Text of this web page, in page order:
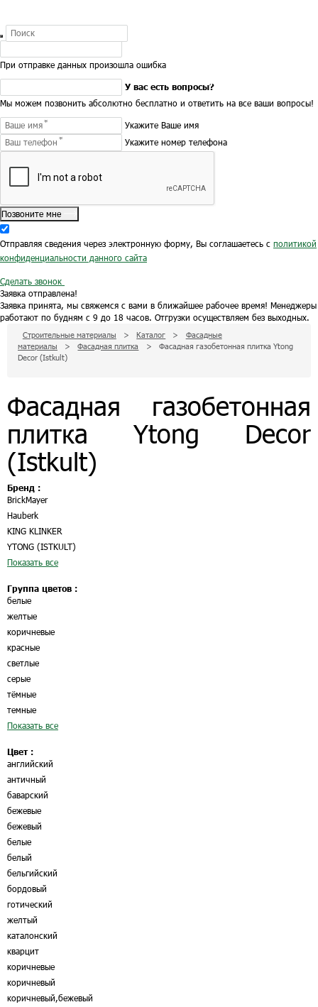
При отправке данных произошла ошибка
У вас есть вопросы?
Мы можем позвонить абсолютно бесплатно и ответить на все ваши вопросы!
Укажите Ваше имя
Укажите номер телефона
Позвоните мне
Отправляя сведения через электронную форму, Вы соглашаетесь с политикой
конфиденциальности данного сайта
Сделать звонок
Заявка отправлена!
Заявка принята, мы свяжемся с вами в ближайшее рабочее время! Менеджеры
работают по будням с 9 до 18 часов. Отгрузки осуществляем без выходных.
Строительные материалы > Каталог >
Фасадные
материалы
> Фасадная плитка >
Фасадная газобетонная плитка Ytong
Decor (Istkult)
Фасадная газобетонная
плитка Ytong Decor
(Istkult)
Бренд :
BrickMayer
Hauberk
KING KLINKER
YTONG (ISTKULT)
Показать все
Группа цветов :
белые
желтые
коричневые
красные
светлые
серые
тёмные
темные
Показать все
Цвет :
английский
античный
баварский
бежевые
бежевый
белые
белый
бельгийский
бордовый
готический
желтый
каталонский
кварцит
коричневые
коричневый
коричневый,бежевый